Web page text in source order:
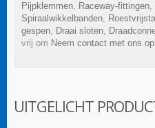
Pijpklemmen, Raceway-fittingen,
Spiraalwikkelbanden,
gespen, Draai sloten,
vrij om Neem contact met ons op
UITGELICHT